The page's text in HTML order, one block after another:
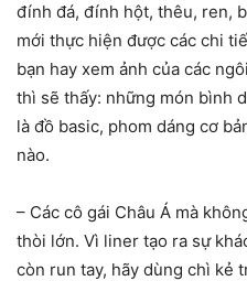
đính đá, đính hột, thêu, ren,
mới thực hiện được các chi
bạn hay xem ảnh của các
thì sẽ thấy: những món bình
là đồ basic, phom dáng cơ
nào.
– Các cô gái Châu Á mà
thòi lớn. Vì liner tạo ra sự
còn run tay, hãy dùng chì kẻ